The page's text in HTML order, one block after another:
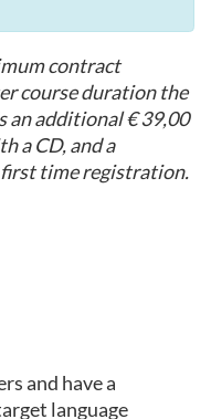
contract
course duration the
an additional € 39,00
a CD, and a
time registration.
and have a
language